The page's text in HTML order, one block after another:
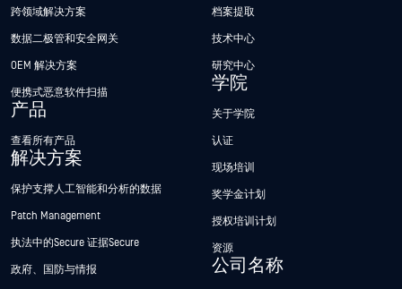
跨领域解决方案
数据二极管和安全网关
OEM 解决方案
便携式恶意软件扫描
产品
查看所有产品
解决方案
保护支撑人工智能和分析的数据
Patch Management
执法中的Secure 证据Secure
政府、国防与情报
档案提取
技术中心
研究中心
学院
关于学院
认证
现场培训
奖学金计划
授权培训计划
资源
公司名称